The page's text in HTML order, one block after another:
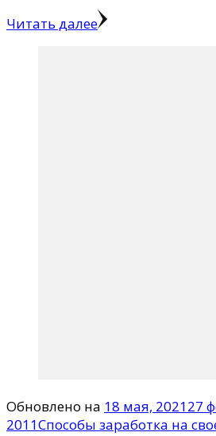
Читать далее
Обновлено на 18 мая, 202127
2011Способы заработка на